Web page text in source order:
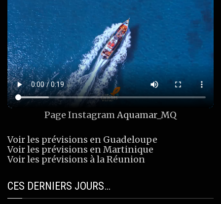
Page InstagramAquamar_MQ
Voir les prévisions en Guadeloupe
Voir les prévisions en Martinique
Voir les prévisions à la Réunion
CES DERNIERS JOURS…